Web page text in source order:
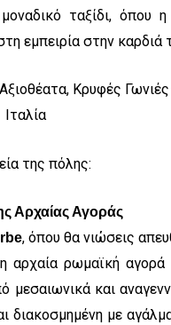
ταξίδι, όπου η
εμπειρία στην καρδιά
της πόλης:
Αρχαίας Αγοράς
, όπου θα νιώσεις
αρχαία ρωμαϊκή
και
διακοσμημένη με